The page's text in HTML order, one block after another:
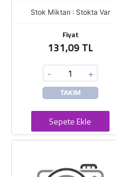
Stok Miktarı : Stokta Var
Fiyat
131,09 TL
- +
TAKIM
Sepete Ekle